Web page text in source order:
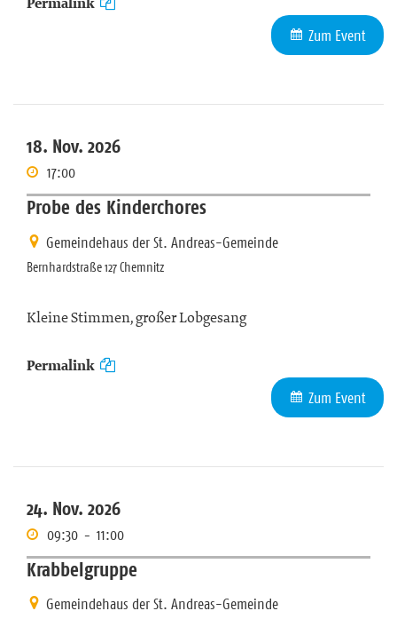
Zum Event
18. Nov. 2026
17:00
Probe des Kinderchores
Gemeindehaus der St. Andreas-Gemeinde
Bernhardstraße 127 Chemnitz
Kleine Stimmen, großer Lobgesang
Permalink
Zum Event
24. Nov. 2026
09:30 - 11:00
Krabbelgruppe
Gemeindehaus der St. Andreas-Gemeinde